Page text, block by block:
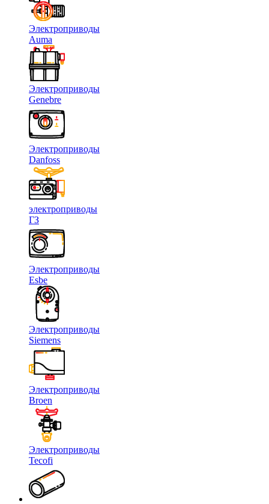
Электроприводы
Auma
Электроприводы
Genebre
Электроприводы
Danfoss
электроприводы
ГЗ
Электроприводы
Esbe
Электроприводы
Siemens
Электроприводы
Broen
Электроприводы
Tecofi